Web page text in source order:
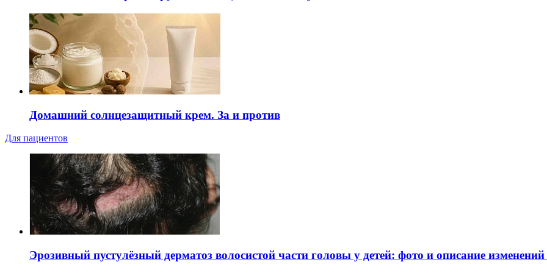
Домашний солнцезащитный крем. За и против
Для пациентов
Эрозивный пустулёзный дерматоз волосистой части головы у детей: фото и описание